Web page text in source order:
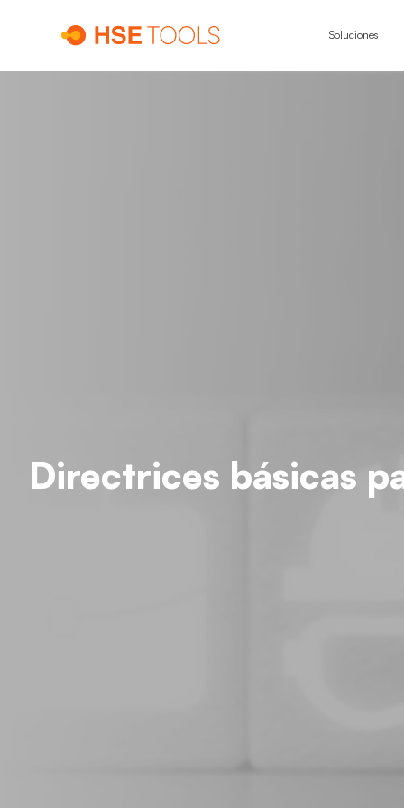
Soluciones
Directrices básicas